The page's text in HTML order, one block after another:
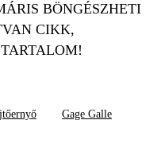
BÖNGÉSZHETI
CIKK,
Gage Galle